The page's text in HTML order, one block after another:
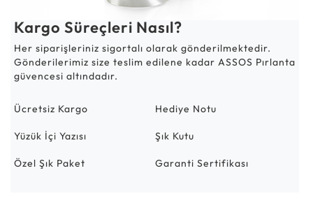
Kargo Süreçleri Nasıl?
Her siparişleriniz sigortalı olarak gönderilmektedir.
Gönderilerimiz size teslim edilene kadar ASSOS Pırlanta
güvencesi altındadır.
Ücretsiz Kargo Hediye Notu
Yüzük İçi Yazısı Şık Kutu
Özel Şık Paket Garanti Sertifikası